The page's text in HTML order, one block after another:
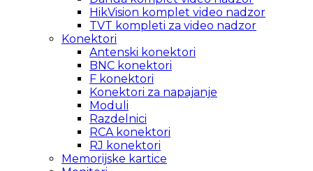
HikVision komplet video nadzor
TVT kompleti za video nadzor
Konektori
Antenski konektori
BNC konektori
F konektori
Konektori za napajanje
Moduli
Razdelnici
RCA konektori
RJ konektori
Memorijske kartice